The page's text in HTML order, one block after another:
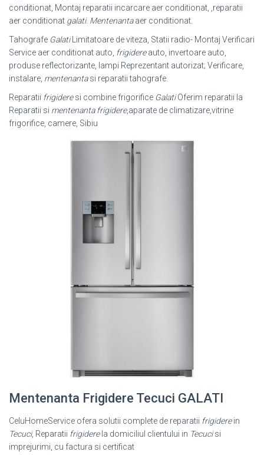
conditionat, Montaj reparatii incarcare aer conditionat, ,reparatii
aer conditionat galati. Mentenantaaer conditionat.
Tahografe GalatiLimitatoare de viteza, Statii radio- Montaj Verificari
Service aer conditionat auto, frigidereauto, invertoare auto,
produse reflectorizante, lampi Reprezentant autorizat; Verificare,
instalare, mentenantasi reparatii tahografe.
Reparatii frigideresi combine frigorifice GalatiOferim reparatii la
Reparatii si mentenanta frigidere,aparate de climatizare,vitrine
frigorifice, camere, Sibiu
Mentenanta Frigidere Tecuci GALATI
CeluHomeService ofera solutii complete de reparatii frigiderein
Tecuci, Reparatii frigiderela domiciliul clientului in Tecucisi
imprejurimi, cu factura si certificat